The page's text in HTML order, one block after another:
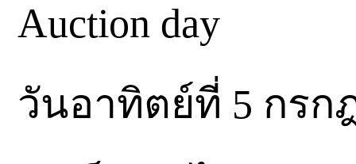
Auction day
วันอาทิตย์ที่ 5 กรก